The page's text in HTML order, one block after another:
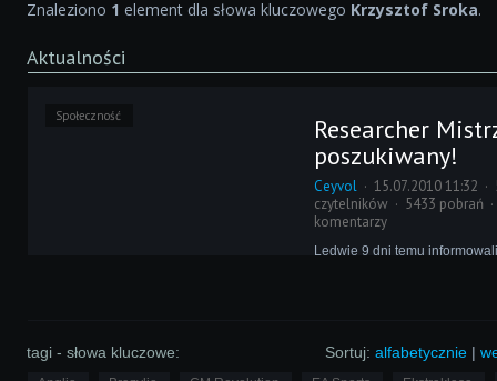
Znaleziono 1 element dla słowa kluczowego Krzysztof Sroka.
Aktualności
Społeczność
Researcher
poszukiwany!
Ceyvol 15.07.2010 11:32
czytelników
5433 pobrań
komentarzy
Ledwie 9 dni temu
poznańskiego Lecha!
Sortuj: alfabetycznie |
tagi - słowa kluczowe: